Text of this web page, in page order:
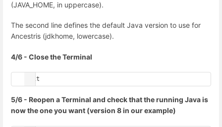
(JAVA_HOME, in uppercase).
The second line defines the default Java version to use for
Ancestris (jdkhome, lowercase).
4/6 - Close the Terminal
exit
5/6 - Reopen a Terminal and check that the running Java is
now the one you want (version 8 in our example)